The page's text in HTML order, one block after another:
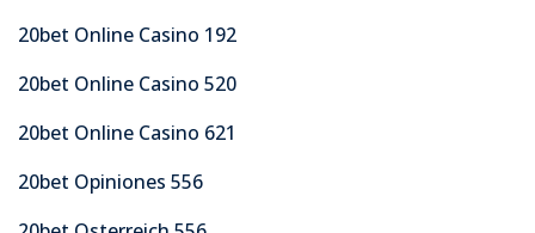
20bet Online Casino 192
20bet Online Casino 520
20bet Online Casino 621
20bet Opiniones 556